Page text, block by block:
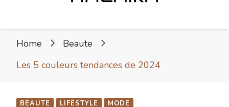
Home
Beaute
Les 5 couleurs tendances de 2024
BEAUTE LIFESTYLE MODE